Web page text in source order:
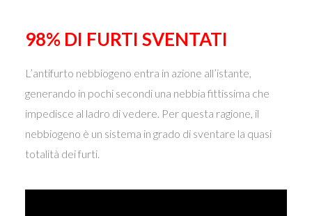
98% DI FURTI SVENTATI
L’antifurto nebbiogeno entra in azione all’istante,
generando in pochi secondi una nebbia fittissima che
impedisce al ladro di vedere. Per questa ragione, il
nebbiogeno è un sistema in grado di sventare la quasi
totalità dei furti.